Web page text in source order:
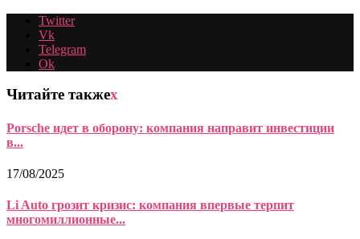
Twitter
Vk
Telegram
Ok
Читайте такжеx
Porsche идет в оборону: компания направит инвестиции
в...
17/08/2025
Li Auto грозит кризис: компания впервые терпит
многомиллионные...